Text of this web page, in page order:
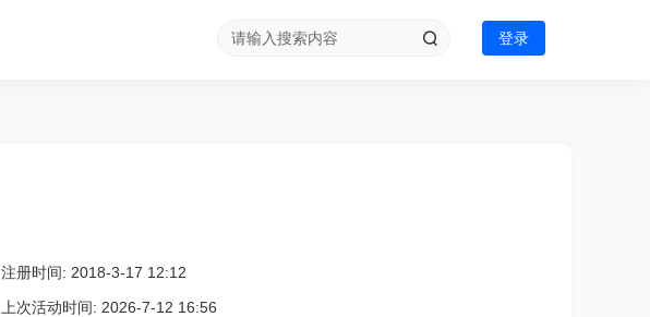
登录
注册时间: 2018-3-17 12:12
上次活动时间: 2026-7-12 16:56